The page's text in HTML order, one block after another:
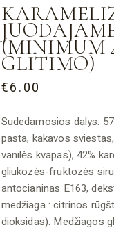
(MINIMUM
GLITIMO)
€6.00
Sudedamosios dalys:
pasta, kakavos
vanilės kvapas), 42%
gliukozės-fruktozės
antocianinas E163,
medžiaga : citrinos
dioksidas). Medžiagos